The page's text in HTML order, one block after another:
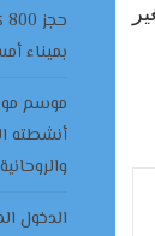
بميناء
موسم
أنشطته
والروحانية
الدخول